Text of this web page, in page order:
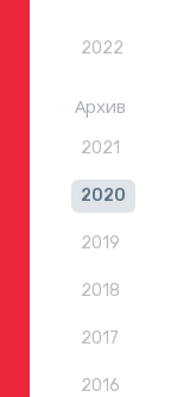
2022
Архив
2021
2020
2019
2018
2017
2016